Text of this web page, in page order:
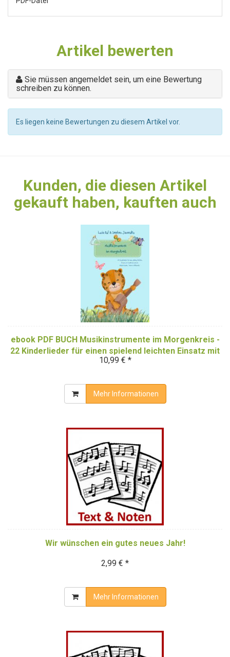
Artikel bewerten
Sie müssen angemeldet sein, um eine Bewertung
schreiben zu können.
Es liegen keine Bewertungen zu diesem Artikel vor.
Kunden, die diesen Artikel
gekauft haben, kauften auch
ebook PDF BUCH Musikinstrumente im Morgenkreis -
22 Kinderlieder für einen spielend leichten Einsatz mit
Musikinstrumenten
10,99 € *
Mehr Informationen
Wir wünschen ein gutes neues Jahr!
2,99 € *
Mehr Informationen